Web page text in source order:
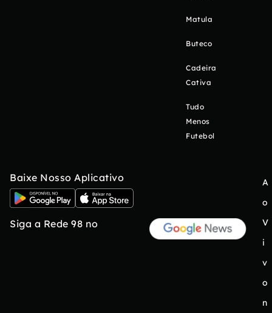
Matula
Buteco
Cadeira
Cativa
Tudo
Menos
Futebol
Baixe Nosso Aplicativo
Siga a Rede 98 no
A
o
V
i
v
o
n